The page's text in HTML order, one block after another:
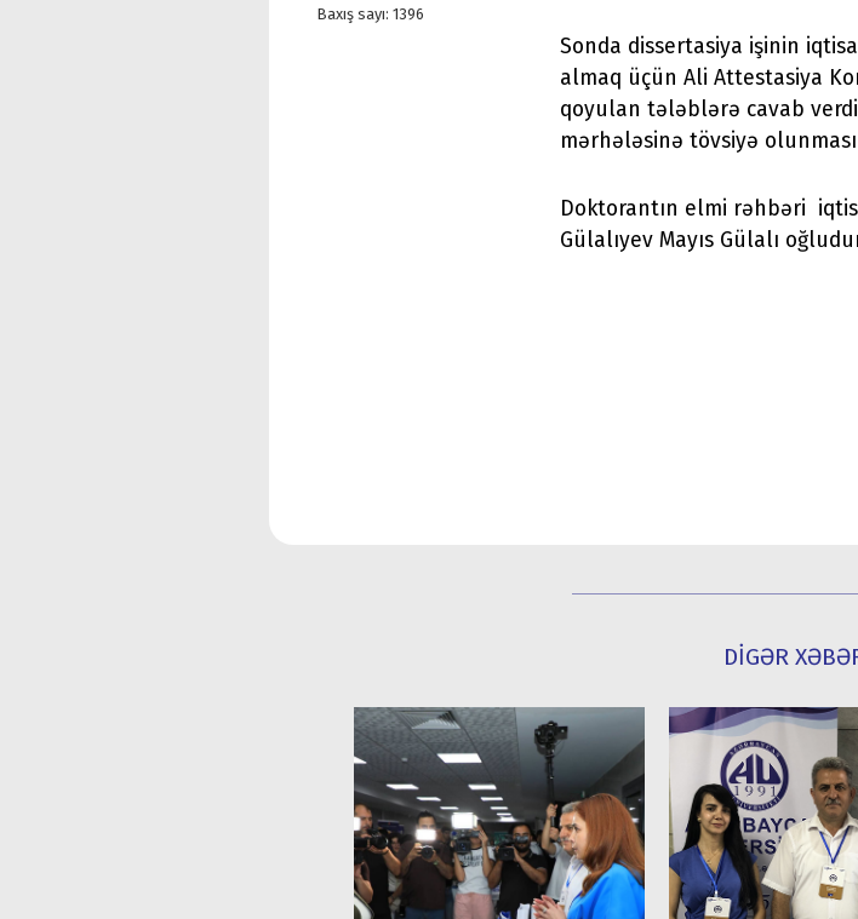
Baxış sayı: 1396
Sonda dissertasiya işinin
almaq üçün Ali Attestasiya
qoyulan tələblərə cavab
mərhələsinə tövsiyə
Doktorantın elmi rəhbəri
Gülalıyev Mayıs Gülalı
DİGƏR